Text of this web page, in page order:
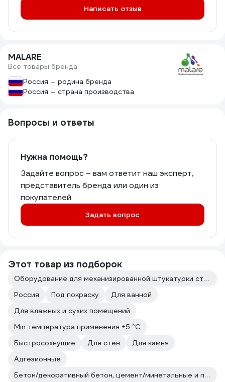
Написать отзыв
MALARE
Все товары бренда
Россия — родина бренда
Россия — страна производства
Вопросы и ответы
Нужна помощь?
Задайте вопрос – вам ответит наш эксперт,
представитель бренда или один из
покупателей
Задать вопрос
Этот товар из подборок
Оборудование для механизированной штукатурки стен
Россия
Под покраску
Для ванной
Для влажных и сухих помещений
Min температура применения +5 °С
Быстросохнущие
Для стен
Для камня
Адгезионные
Бетон/декоративный бетон, цемент/минетальные и полимерные декоративные штукатурки/прочие впитывающие поверхности